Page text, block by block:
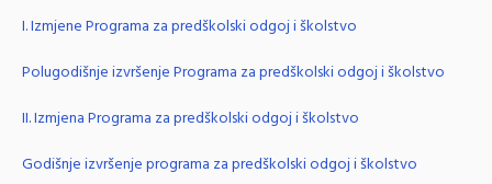
I. Izmjene Programa za predškolski odgoj i školstvo
Polugodišnje izvršenje Programa za predškolski odgoj i školstvo
II. Izmjena Programa za predškolski odgoj i školstvo
Godišnje izvršenje programa za predškolski odgoj i školstvo